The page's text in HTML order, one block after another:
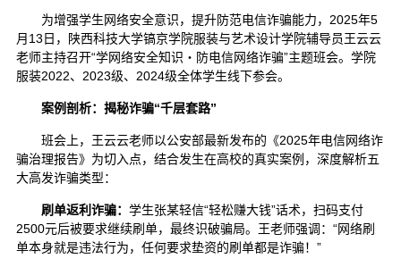
为增强学生网络安全意识，提升防范电信诈骗能力，2025年5
月13日，陕西科技大学镐京学院服装与艺术设计学院辅导员王云云
老师主持召开“学网络安全知识・防电信网络诈骗”主题班会。学院
服装2022、2023级、2024级全体学生线下参会。
案例剖析：揭秘诈骗“千层套路”
班会上，王云云老师以公安部最新发布的《2025年电信网络诈
骗治理报告》为切入点，结合发生在高校的真实案例，深度解析五
大高发诈骗类型：
刷单返利诈骗： 学生张某轻信“轻松赚大钱”话术，扫码支付
2500元后被要求继续刷单，最终识破骗局。王老师强调：“网络刷
单本身就是违法行为，任何要求垫资的刷单都是诈骗！”